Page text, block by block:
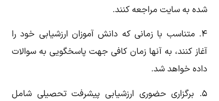
شده به سایت مراجعه کنند.
۴. متناسب با زمانی که دانش آموزان ارزشیابی خود را
آغاز کنند، به آنها زمان کافی جهت پاسخگویی به سوالات
داده خواهد شد.
۵. برگزاری حضوری ارزشیابی پیشرفت تحصیلی شامل